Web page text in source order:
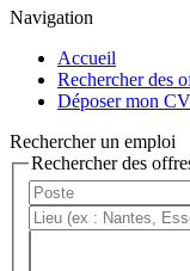
Navigation
Accueil
Rechercher des
Déposer mon CV
Rechercher un emploi
Rechercher des